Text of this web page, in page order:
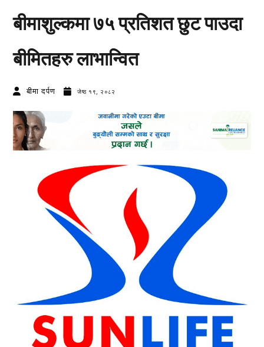
बीमाशुल्कमा ७५ प्रतिशत छुट पाउदा
बीमितहरु लाभान्वित
बीमा दर्पण जेष्ठ १९, २०८२